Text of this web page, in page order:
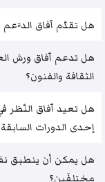
هل تقدّم آفاق الدَّعم
هل تدعم آفاق ورش
الثقافة والفنون؟
هل تعيد آفاق النّظر
إحدى الدورات
هل يمكن أن ينطبق
مختلفَين؟